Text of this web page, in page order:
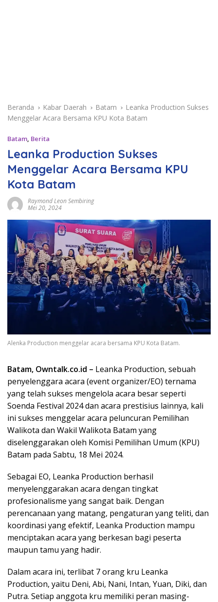
Beranda Kabar Daerah Batam
Leanka Production Sukses
Menggelar Acara Bersama KPU Kota Batam
Batam, Berita
Leanka Production Sukses
Menggelar Acara Bersama KPU
Kota Batam
Raymond Leon Sembiring
Mei 20, 2024
Alenka Production menggelar acara bersama KPU Kota Batam.
Batam, Owntalk.co.id – Leanka Production, sebuah
penyelenggara acara (event organizer/EO) ternama
yang telah sukses mengelola acara besar seperti
Soenda Festival 2024 dan acara prestisius lainnya, kali
ini sukses menggelar acara peluncuran Pemilihan
Walikota dan Wakil Walikota Batam yang
diselenggarakan oleh Komisi Pemilihan Umum (KPU)
Batam pada Sabtu, 18 Mei 2024.
Sebagai EO, Leanka Production berhasil
menyelenggarakan acara dengan tingkat
profesionalisme yang sangat baik. Dengan
perencanaan yang matang, pengaturan yang teliti, dan
koordinasi yang efektif, Leanka Production mampu
menciptakan acara yang berkesan bagi peserta
maupun tamu yang hadir.
Dalam acara ini, terlibat 7 orang kru Leanka
Production, yaitu Deni, Abi, Nani, Intan, Yuan, Diki, dan
Putra. Setiap anggota kru memiliki peran masing-